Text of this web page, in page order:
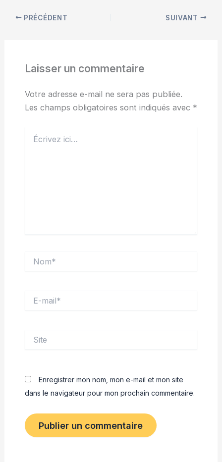
PRÉCÉDENT SUIVANT
Laisser un commentaire
Votre adresse e-mail ne sera pas publiée.
Les champs obligatoires sont indiqués avec *
ici…
mail*
Enregistrer mon nom, mon e-mail et mon site
dans le navigateur pour mon prochain commentaire.